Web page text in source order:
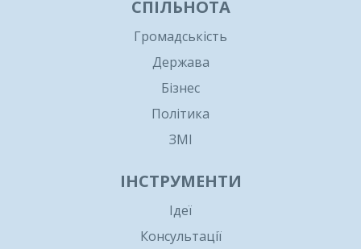
СПІЛЬНОТА
Громадськість
Держава
Бізнес
Політика
ЗМІ
ІНСТРУМЕНТИ
Ідеї
Консультації